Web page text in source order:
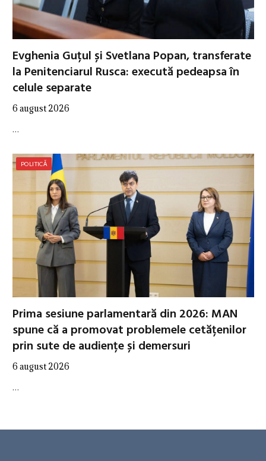
Evghenia Guțul și Svetlana Popan, transferate
la Penitenciarul Rusca: execută pedeapsa în
celule separate
6 august 2026
…
POLITICĂ
Prima sesiune parlamentară din 2026: MAN
spune că a promovat problemele cetățenilor
prin sute de audiențe și demersuri
6 august 2026
…